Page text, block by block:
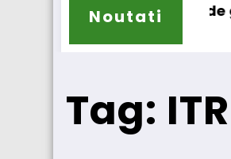
Noutati
își extinde gama de
Tag: